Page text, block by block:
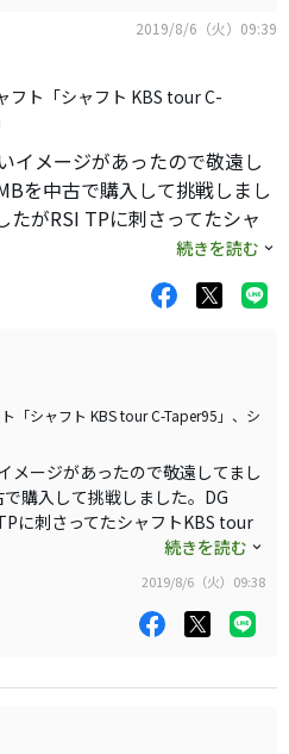
2019/8/6（火）09:39
フト「シャフト KBS tour C-
イメージがあったので敬遠し
を中古で購入して挑戦しまし
たがRSI TPに刺さってたシャ
手ずらしでリシャフト。
うことありません。気持ちい
トが軽い事もあり4Iも十分打
続きを読む
「シャフト KBS tour C-Taper95」、シ
メージがあったので敬遠してまし
購入して挑戦しました。DG
に刺さってたシャフトKBS tour
ことありません。気持ちいいーの
事もあり4Iも十分打てます。
続きを読む
2019/8/6（火）09:38